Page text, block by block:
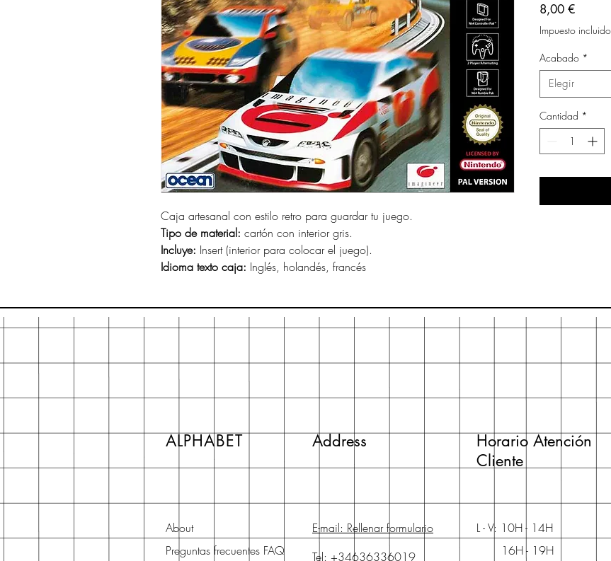
Caja artesanal con estilo retro para guardar tu juego.
Tipo de material: cartón con interior gris.
Incluye: Insert (interior para colocar el juego).
Idioma texto caja: Inglés, holandés, francés
8,00 €Precio
Impuesto incluido
Acabado *
Elegir
Cantidad *
ALPHABET Address
About
Preguntas frecuentes FAQ
E-mail: Rellenar formulario
Tel: +34636336019
Horario Atención
Cliente
L - V: 10H - 14H
16H - 19H